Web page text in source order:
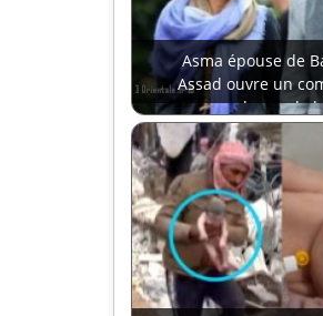
Asma épouse de
Assad ouvre un
demande